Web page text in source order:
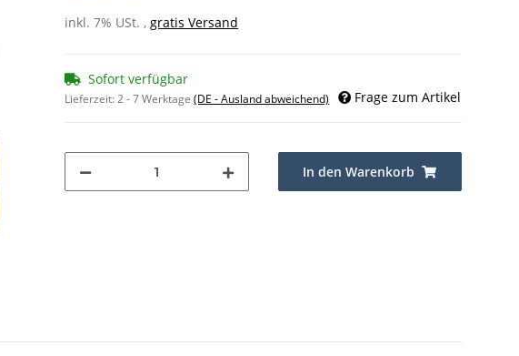
inkl. 7% USt. ,gratis Versand
Sofort verfügbar
Lieferzeit:2 - 7 Werktage(DE - Ausland abweichend) Frage zum Artikel
In den Warenkorb